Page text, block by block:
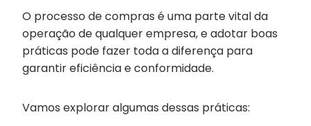
O processo de compras é uma parte vital da
operação de qualquer empresa, e adotar boas
práticas pode fazer toda a diferença para
garantir eficiência e conformidade.
Vamos explorar algumas dessas práticas: